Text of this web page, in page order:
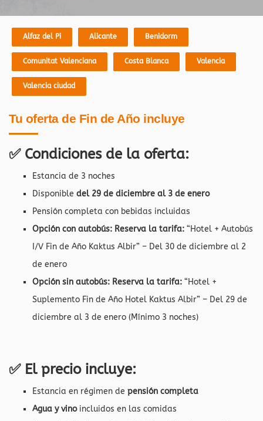
Alfaz del Pi Alicante Benidorm
Comunitat Valenciana Costa Blanca Valencia
Valencia ciudad
Tu oferta de Fin de Año incluye
✅ Condiciones de la oferta:
Estancia de 3 noches
Disponible del 29 de diciembre al 3 de enero
Pensión completa con bebidas incluidas
Opción con autobús: Reserva la tarifa: “Hotel + Autobús
I/V Fin de Año Kaktus Albir” – Del 30 de diciembre al 2
de enero
Opción sin autobús: Reserva la tarifa: “Hotel +
Suplemento Fin de Año Hotel Kaktus Albir” – Del 29 de
diciembre al 3 de enero (Mínimo 3 noches)
✅ El precio incluye:
Estancia en régimen de pensión completa
Agua y vinoincluidos en las comidas